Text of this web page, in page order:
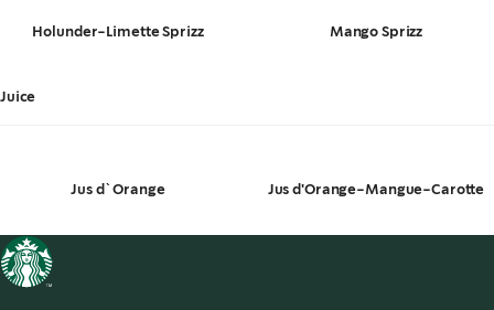
Holunder-Limette Sprizz Mango Sprizz
Juice
Jus d`Orange Jus d'Orange-Mangue-Carotte